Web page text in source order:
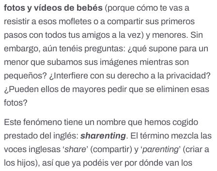
fotos y vídeos de bebés (porque cómo te vas a
resistir a esos mofletes o a compartir sus primeros
pasos con todos tus amigos a la vez) y menores. Sin
embargo, aún tenéis preguntas: ¿qué supone para un
menor que subamos sus imágenes mientras son
pequeños? ¿Interfiere con su derecho a la privacidad?
¿Pueden ellos de mayores pedir que se eliminen esas
fotos?
Este fenómeno tiene un nombre que hemos cogido
prestado del inglés: sharenting. El término mezcla las
voces inglesas ‘share’ (compartir) y ‘parenting’ (criar a
los hijos), así que ya podéis ver por dónde van los